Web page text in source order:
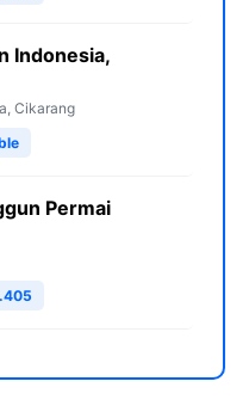
Indonesia,
Cikarang
Permai